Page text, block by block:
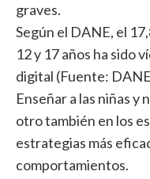
graves.
Según el DANE, el
12 y 17 años ha sido
digital (Fuente:
Enseñar a las niñas y
otro también en los
estrategias más
comportamientos.